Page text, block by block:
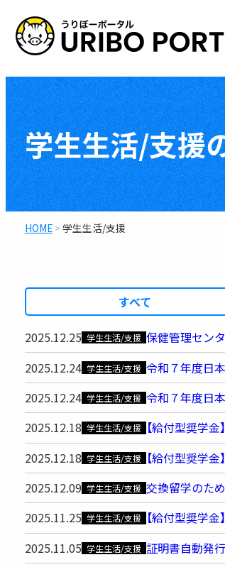
ン
情報
学生生活/支援
HOME>学生生活/支援
すべて
2025.12.25 学生生活/支援 保健管理セン
2025.12.24 学生生活/支援 令和７年度日
2025.12.24 学生生活/支援 令和７年度日
2025.12.18 学生生活/支援 【給付型奨学
2025.12.18 学生生活/支援 【給付型奨学
2025.12.09 学生生活/支援 交換留学のた
2025.11.25 学生生活/支援 【給付型奨学
2025.11.05 学生生活/支援 証明書自動発